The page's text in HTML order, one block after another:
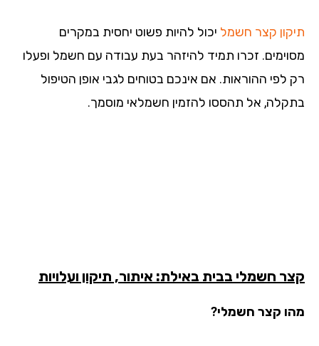
קצר חשמליכול להיות פשוט יחסית במקרים
זכרו תמיד להיזהר בעת עבודה עם חשמל ופעלו
לפי ההוראות. אם אינכם בטוחים לגבי אופן הטיפול
אל תהססו להזמין חשמלאי מוסמך.
חשמלי בבית באילת: איתור, תיקון ועלויות
קצר חשמלי?